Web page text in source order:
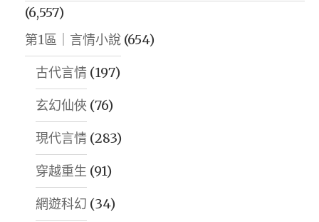
(6,557)
第1區｜言情小說 (654)
古代言情 (197)
玄幻仙俠 (76)
現代言情 (283)
穿越重生 (91)
網遊科幻 (34)